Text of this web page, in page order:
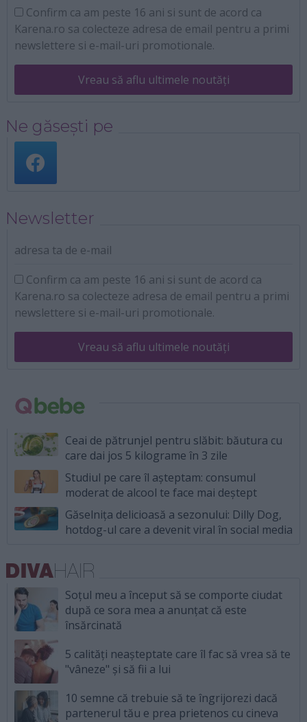
Confirm ca am peste 16 ani si sunt de acord ca
Karena.ro sa colecteze adresa de email pentru a primi
newslettere si e-mail-uri promotionale.
Vreau să aflu ultimele noutăți
Ne găsești pe
Newsletter
adresa ta de e-mail
Confirm ca am peste 16 ani si sunt de acord ca
Karena.ro sa colecteze adresa de email pentru a primi
newslettere si e-mail-uri promotionale.
Vreau să aflu ultimele noutăți
Ceai de pătrunjel pentru slăbit: băutura cu
care dai jos 5 kilograme în 3 zile
Studiul pe care îl așteptam: consumul
moderat de alcool te face mai deștept
Găselnița delicioasă a sezonului: Dilly Dog,
hotdog-ul care a devenit viral în social media
Soțul meu a început să se comporte ciudat
după ce sora mea a anunțat că este
însărcinată
5 calități neașteptate care îl fac să vrea să te
"vâneze" și să fii a lui
10 semne că trebuie să te îngrijorezi dacă
partenerul tău e prea prietenos cu cineva